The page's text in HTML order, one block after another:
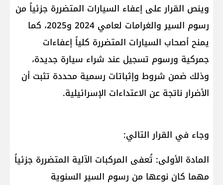
وينص القرار على إعفاء السيارات المتضررة جزئياً من
رسوم السير والغرامات لعامي 2024 و2025، كما
يمنح أصحاب السيارات المتضررة كلياً إعفاءات
جمركية ورسوم تسجيل عند شراء سيارة جديدة،
وذلك ضمن شروط وإثباتات رسمية محددة تثبت أن
الأضرار ناتجة عن الاعتداءات الإسرائيلية.
وجاء في القرار التالي:
المادة الأولى: تُعفى المركبات الآلية المتضررة جزئياً
مهما كان نوعها من رسوم السير السنوية